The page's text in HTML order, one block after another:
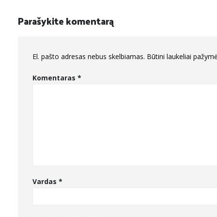
Parašykite komentarą
El. pašto adresas nebus skelbiamas. Būtini laukeliai
Komentaras *
Vardas *